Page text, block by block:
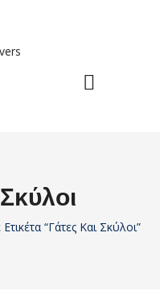
“γάτες Και Σκύλοι”